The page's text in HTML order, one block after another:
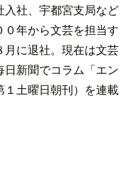
社、宇都宮支局など
年から文芸を担当す
月に退社。現在は文芸
新聞でコラム「エン
１土曜日朝刊）を連載